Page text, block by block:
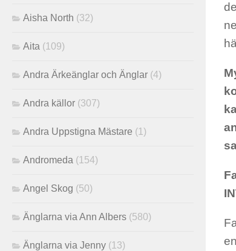
Aisha North (32)
Aita (109)
Andra Ärkeänglar och Änglar (4)
Andra källor (307)
Andra Uppstigna Mästare (1)
Andromeda (154)
Angel Skog (50)
Änglarna via Ann Albers (580)
Änglarna via Jenny (13)